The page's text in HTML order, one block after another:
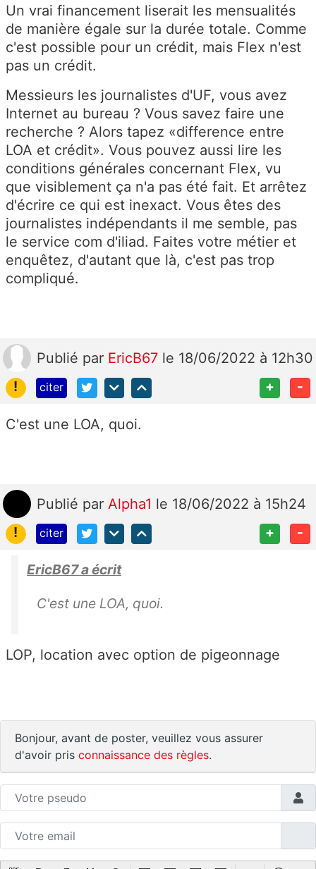
Un vrai financement liserait les mensualités
de manière égale sur la durée totale. Comme
c'est possible pour un crédit, mais Flex n'est
pas un crédit.
Messieurs les journalistes d'UF, vous avez
Internet au bureau ? Vous savez faire une
recherche ? Alors tapez «difference entre
LOA et crédit». Vous pouvez aussi lire les
conditions générales concernant Flex, vu
que visiblement ça n'a pas été fait. Et arrêtez
d'écrire ce qui est inexact. Vous êtes des
journalistes indépendants il me semble, pas
le service com d'iliad. Faites votre métier et
enquêtez, d'autant que là, c'est pas trop
compliqué.
Publié par EricB67 le 18/06/2022 à 12h30
!
citer + -
C'est une LOA, quoi.
Publié par Alpha1 le 18/06/2022 à 15h24
!
citer + -
EricB67 a écrit
C'est une LOA, quoi.
LOP, location avec option de pigeonnage
Bonjour, avant de poster, veuillez vous assurer
d'avoir pris connaissance des règles.